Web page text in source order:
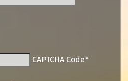
CAPTCHA Code*